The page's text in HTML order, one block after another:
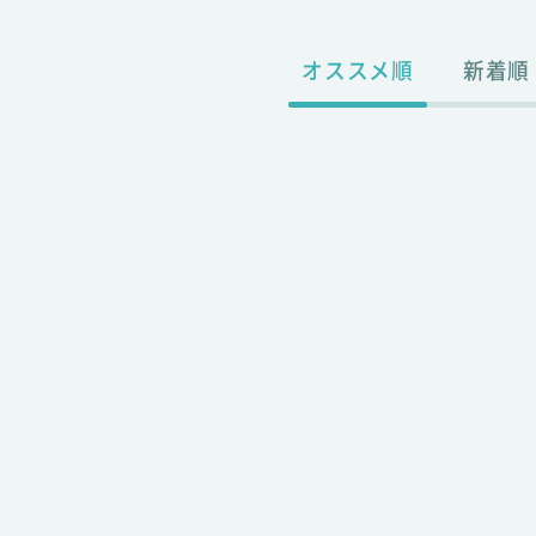
オススメ順 新着順